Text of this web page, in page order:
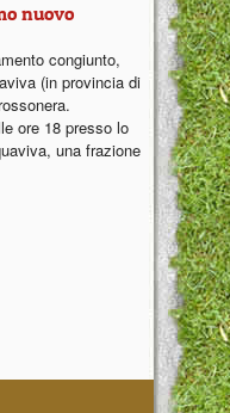
nuovo
congiunto,
(in provincia di
ore 18 presso lo
una frazione